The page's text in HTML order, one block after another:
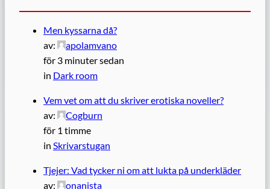
Men kyssarna då?
av:
apolamvano
för 3 minuter sedan
in Dark room
Vem vet om att du skriver erotiska noveller?
av:
Cogburn
för 1 timme
in Skrivarstugan
Tjejer: Vad tycker ni om att lukta på underkläder
av:
onanista